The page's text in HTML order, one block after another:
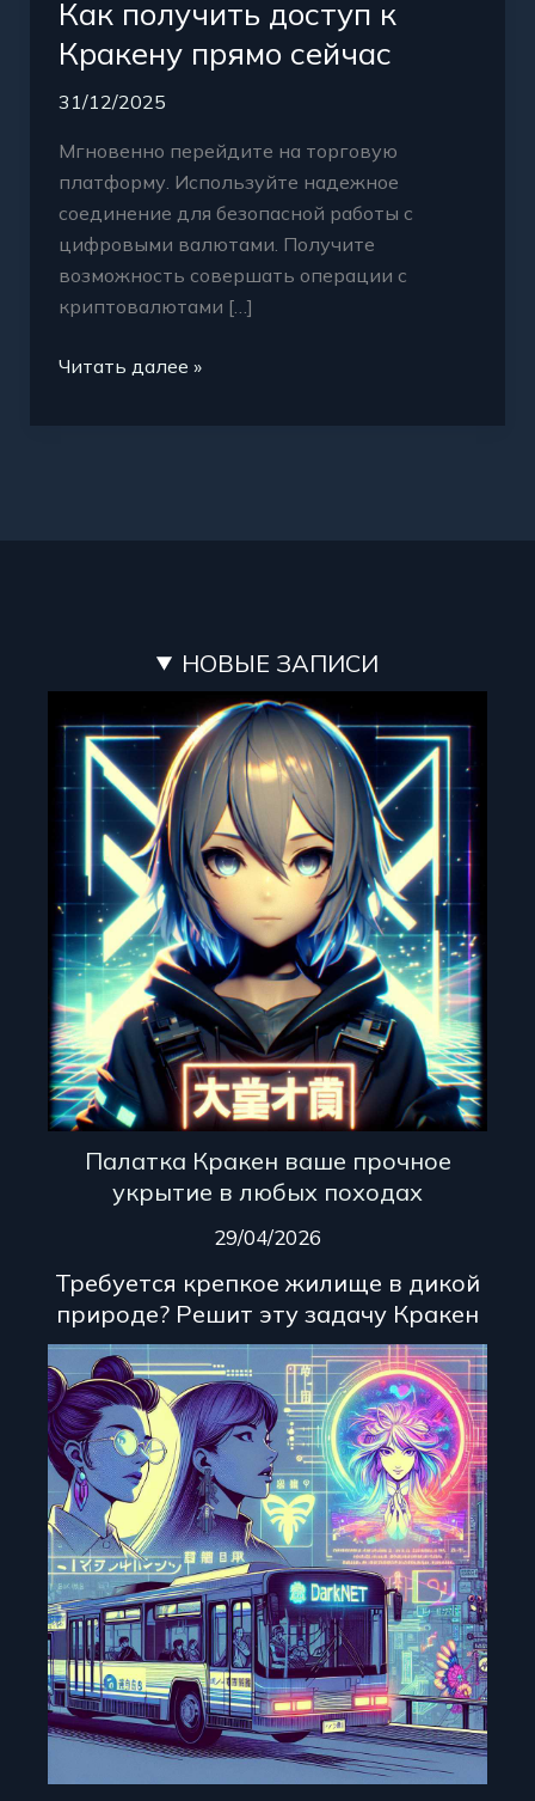
Как получить доступ к
Кракену прямо сейчас
31/12/2025
Мгновенно перейдите на торговую
платформу. Используйте надежное
соединение для безопасной работы с
цифровыми валютами. Получите
возможность совершать операции с
криптовалютами […]
Читать далее »
НОВЫЕ ЗАПИСИ
Палатка Кракен ваше прочное
укрытие в любых походах
29/04/2026
Требуется крепкое жилище в дикой
природе? Решит эту задачу Кракен